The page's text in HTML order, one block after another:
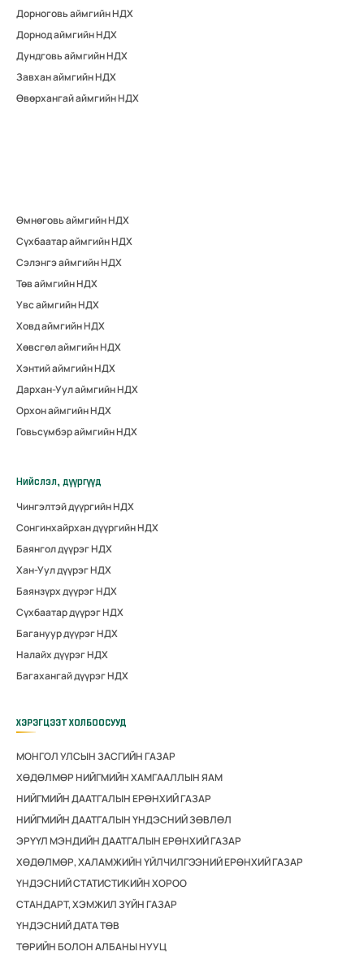
Дорноговь аймгийн НДХ
Дорнод аймгийн НДХ
Дундговь аймгийн НДХ
Завхан аймгийн НДХ
Өвөрхангай аймгийн НДХ
Өмнөговь аймгийн НДХ
Сүхбаатар аймгийн НДХ
Сэлэнгэ аймгийн НДХ
Төв аймгийн НДХ
Увс аймгийн НДХ
Ховд аймгийн НДХ
Хөвсгөл аймгийн НДХ
Хэнтий аймгийн НДХ
Дархан-Уул аймгийн НДХ
Орхон аймгийн НДХ
Говьсүмбэр аймгийн НДХ
Нийслэл, дүүргүүд
Чингэлтэй дүүргийн НДХ
Сонгинхайрхан дүүргийн НДХ
Баянгол дүүрэг НДХ
Хан-Уул дүүрэг НДХ
Баянзүрх дүүрэг НДХ
Сүхбаатар дүүрэг НДХ
Багануур дүүрэг НДХ
Налайх дүүрэг НДХ
Багахангай дүүрэг НДХ
ХЭРЭГЦЭЭТ ХОЛБООСУУД
МОНГОЛ УЛСЫН ЗАСГИЙН ГАЗАР
ХӨДӨЛМӨР НИЙГМИЙН ХАМГААЛЛЫН ЯАМ
НИЙГМИЙН ДААТГАЛЫН ЕРӨНХИЙ ГАЗАР
НИЙГМИЙН ДААТГАЛЫН ҮНДЭСНИЙ ЗӨВЛӨЛ
ЭРҮҮЛ МЭНДИЙН ДААТГАЛЫН ЕРӨНХИЙ ГАЗАР
ХӨДӨЛМӨР, ХАЛАМЖИЙН ҮЙЛЧИЛГЭЭНИЙ ЕРӨНХИЙ ГАЗАР
ҮНДЭСНИЙ СТАТИСТИКИЙН ХОРОО
СТАНДАРТ, ХЭМЖИЛ ЗҮЙН ГАЗАР
ҮНДЭСНИЙ ДАТА ТӨВ
ТӨРИЙН БОЛОН АЛБАНЫ НУУЦ